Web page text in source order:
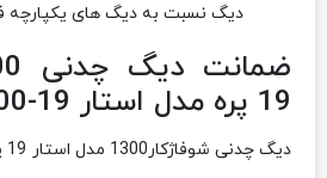
دیگ نسبت به دیگ های یکپارچه
19 پره مدل استار 19-1300: